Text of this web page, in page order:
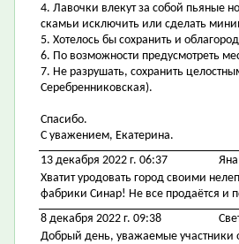
4. Лавочки влекут за собой пьяные
скамьи исключить или сделать
5. Хотелось бы сохранить и
6. По возможности предусмотреть
7. Не разрушать, сохранить
Серебренниковская).
Спасибо.
С уважением, Екатерина.
13 декабря 2022 г. 06:37
Яна
Хватит уродовать город своими
фабрики Синар! Не все продаётся и
8 декабря 2022 г. 09:38
Добрый день, уважаемые участники